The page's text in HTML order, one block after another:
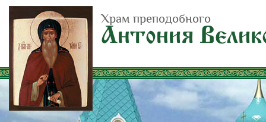
Храм преподобного
Антония